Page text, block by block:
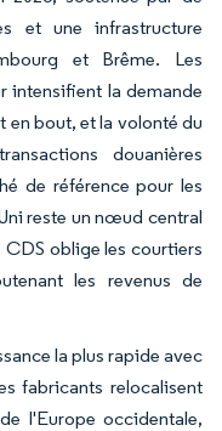
et une infrastructure
et Brême. Les
intensifient la demande
en bout, et la volonté du
douanières
de référence pour les
reste un nœud central
oblige les courtiers
les revenus de
la plus rapide avec
fabricants relocalisent
l'Europe occidentale,